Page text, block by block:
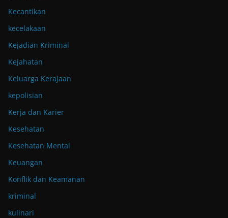
Kecantikan
kecelakaan
Kejadian Kriminal
Kejahatan
Keluarga Kerajaan
kepolisian
Kerja dan Karier
Kesehatan
Kesehatan Mental
Keuangan
Konflik dan Keamanan
kriminal
kulinari